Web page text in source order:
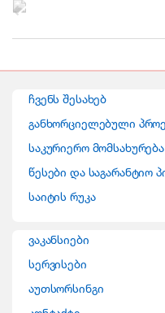
ჩვენს შესახებ
განხორციელებული
საკურიერო მომსახურება
წესები და საგარანტიო
საიტის რუკა
ვაკანსიები
სერვისები
აუთსორსინგი